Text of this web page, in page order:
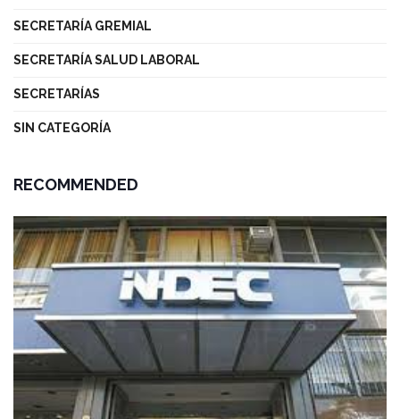
SECRETARÍA GREMIAL
SECRETARÍA SALUD LABORAL
SECRETARÍAS
SIN CATEGORÍA
RECOMMENDED